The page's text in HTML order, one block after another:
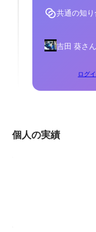
共通の知
吉田 葵さ
ログ
個人の実績